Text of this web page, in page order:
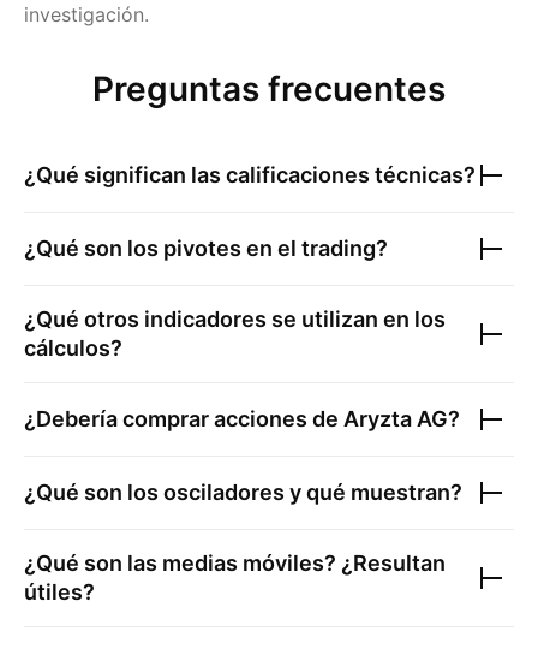
investigación.
Preguntas frecuentes
¿Qué significan las calificaciones técnicas?
¿Qué son los pivotes en el trading?
¿Qué otros indicadores se utilizan en los
cálculos?
¿Debería comprar acciones de Aryzta AG?
¿Qué son los osciladores y qué muestran?
¿Qué son las medias móviles? ¿Resultan
útiles?